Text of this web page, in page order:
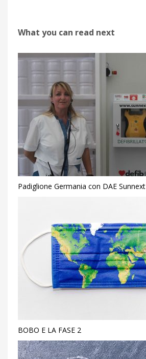
What you can read next
Padiglione Germania con DAE Sunnext
BOBO E LA FASE 2